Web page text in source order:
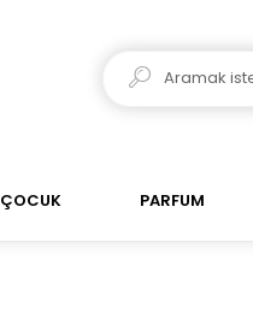
ÇOCUK PARFUM